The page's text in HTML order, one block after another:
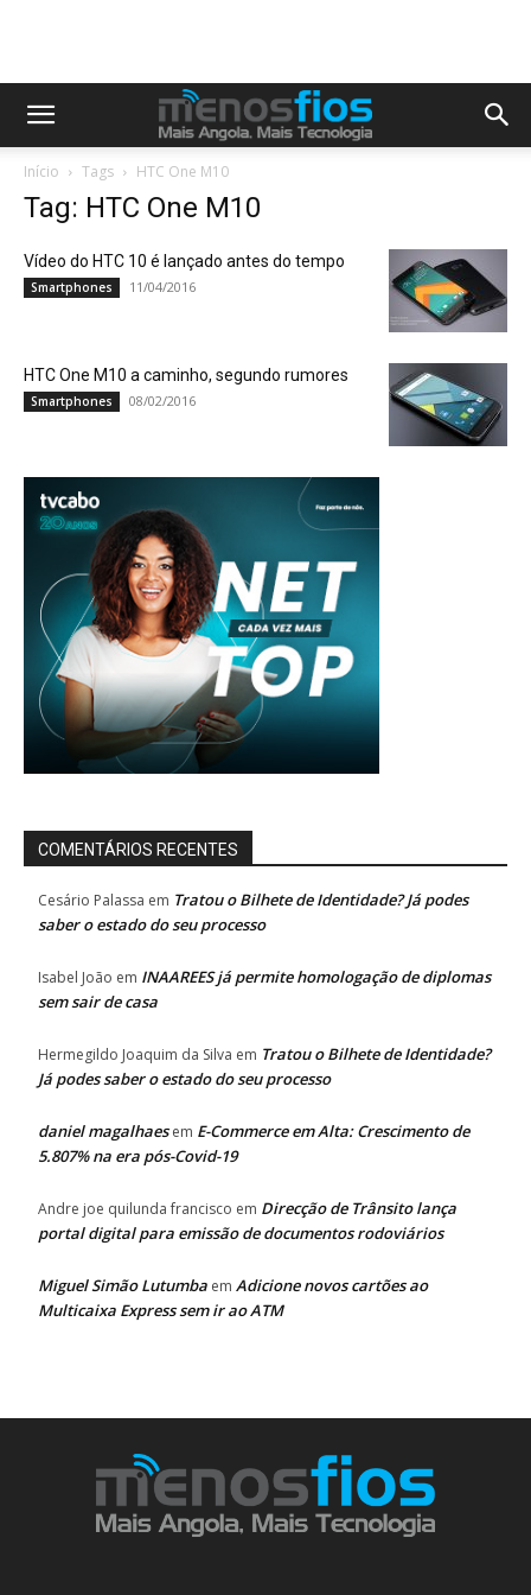
Início Tags HTC One M10
Tag: HTC One M10
Vídeo do HTC 10 é lançado antes do tempo
Smartphones 11/04/2016
HTC One M10 a caminho, segundo rumores
Smartphones 08/02/2016
COMENTÁRIOS RECENTES
Cesário Palassa em Tratou o Bilhete de Identidade? Já podes
saber o estado do seu processo
Isabel João em INAAREES já permite homologação de diplomas
sem sair de casa
Hermegildo Joaquim da Silva em Tratou o Bilhete de Identidade?
Já podes saber o estado do seu processo
daniel magalhaesem E-Commerce em Alta: Crescimento de
5.807% na era pós-Covid-19
Andre joe quilunda francisco em Direcção de Trânsito lança
portal digital para emissão de documentos rodoviários
Miguel Simão Lutumba em Adicione novos cartões ao
Multicaixa Express sem ir ao ATM